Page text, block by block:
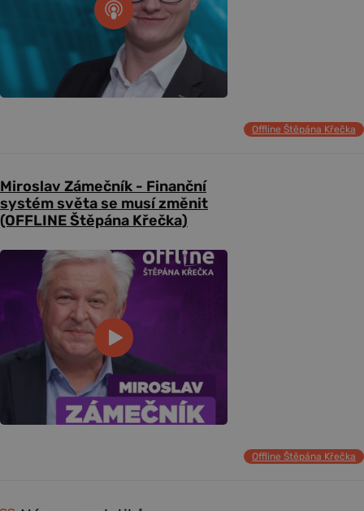
Offline Štěpána Křečka
Miroslav Zámečník - Finanční
systém světa se musí změnit
(OFFLINE Štěpána Křečka)
Offline Štěpána Křečka